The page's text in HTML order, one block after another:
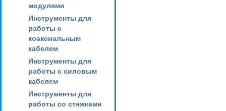
модулями
Инструменты для
работы с
коаксиальным
кабелем
Инструменты для
работы с силовым
кабелем
Инструменты для
работы со стяжками